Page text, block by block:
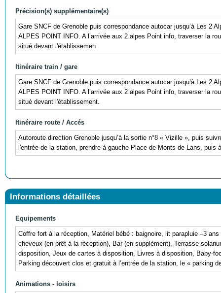
Précision(s) supplémentaire(s)
Gare SNCF de Grenoble puis correspondance autocar jusqu’à Les 2
ALPES POINT INFO. A l’arrivée aux 2 alpes Point info, traverser la
situé devant l'établissemen
Itinéraire train / gare
Gare SNCF de Grenoble puis correspondance autocar jusqu’à Les 2
ALPES POINT INFO. A l’arrivée aux 2 alpes Point info, traverser la
situé devant l'établissement.
Itinéraire route / Accés
Autoroute direction Grenoble jusqu’à la sortie n°8 « Vizille », puis
l'entrée de la station, prendre à gauche Place de Monts de Lans,
Informations détaillées
Equipements
Coffre fort à la réception, Matériel bébé : baignoire, lit parapluie –3
cheveux (en prêt à la réception), Bar (en supplément), Terrasse
disposition, Jeux de cartes à disposition, Livres à disposition, Baby-
Parking découvert clos et gratuit à l’entrée de la station, le « parking
Animations - loisirs